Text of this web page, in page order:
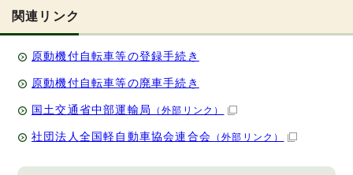
関連リンク
原動機付自転車等の登録手続き
原動機付自転車等の廃車手続き
国土交通省中部運輸局 （外部リンク）
社団法人全国軽自動車協会連合会 （外部リンク）